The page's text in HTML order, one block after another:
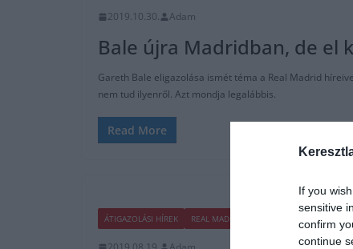
If you
sensitive
confirm
continue
2019.10.30. Adam
Bale újra Madridban, de el
Gareth Bale eligazolása ismét téma a Real Madrid
nem tud ilyenről. Azt mondja legalábbis.
Read More
ÁTIGAZOLÁSI HÍREK REAL MADRID